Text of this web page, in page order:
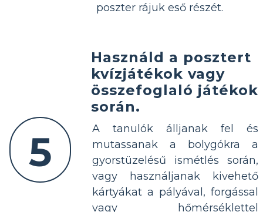
poszter rájuk eső részét.
5
Használd a posztert
kvízjátékok vagy
összefoglaló játékok
során.
A tanulók álljanak fel és
mutassanak a bolygókra a
gyorstüzelésű ismétlés során,
vagy használjanak kivehető
kártyákat a pályával, forgással
vagy hőmérséklettel